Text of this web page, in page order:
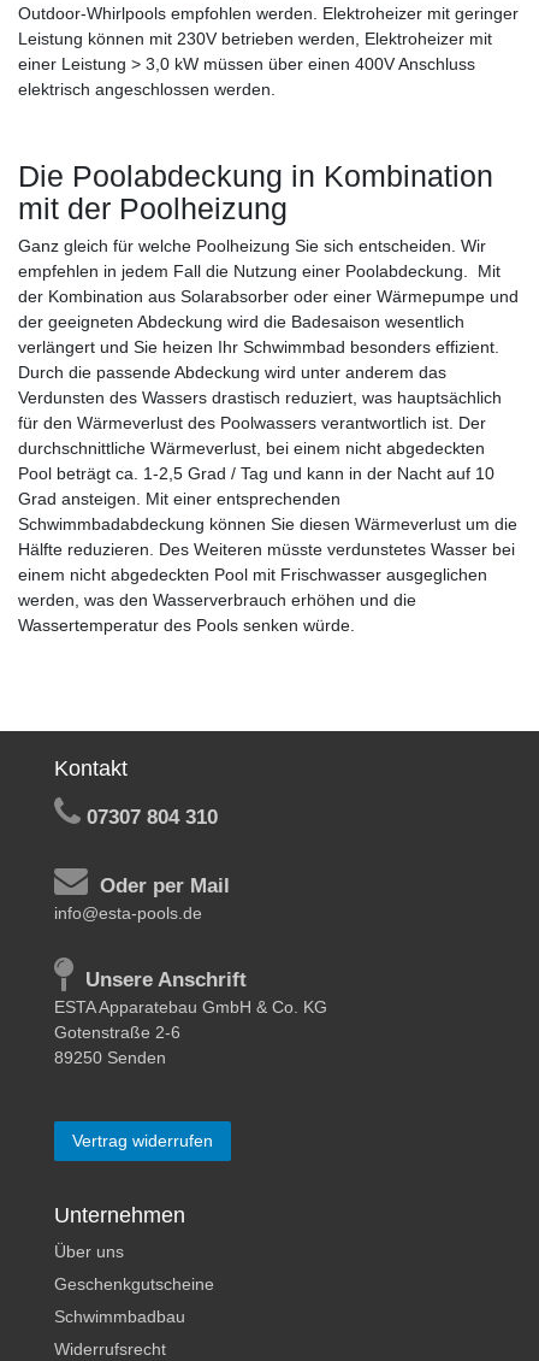
Outdoor-Whirlpools empfohlen werden. Elektroheizer mit geringer
Leistung können mit 230V betrieben werden, Elektroheizer mit
einer Leistung > 3,0 kW müssen über einen 400V Anschluss
elektrisch angeschlossen werden.
Die Poolabdeckung in Kombination
mit der Poolheizung
Ganz gleich für welche Poolheizung Sie sich entscheiden. Wir
empfehlen in jedem Fall die Nutzung einer Poolabdeckung. Mit
der Kombination aus Solarabsorber oder einer Wärmepumpe und
der geeigneten Abdeckung wird die Badesaison wesentlich
verlängert und Sie heizen Ihr Schwimmbad besonders effizient.
Durch die passende Abdeckung wird unter anderem das
Verdunsten des Wassers drastisch reduziert, was hauptsächlich
für den Wärmeverlust des Poolwassers verantwortlich ist. Der
durchschnittliche Wärmeverlust, bei einem nicht abgedeckten
Pool beträgt ca. 1-2,5 Grad / Tag und kann in der Nacht auf 10
Grad ansteigen. Mit einer entsprechenden
Schwimmbadabdeckung können Sie diesen Wärmeverlust um die
Hälfte reduzieren. Des Weiteren müsste verdunstetes Wasser bei
einem nicht abgedeckten Pool mit Frischwasser ausgeglichen
werden, was den Wasserverbrauch erhöhen und die
Wassertemperatur des Pools senken würde.
Kontakt
07307 804 310
Oder per Mail
info@esta-pools.de
Unsere Anschrift
ESTA Apparatebau GmbH & Co. KG
Gotenstraße 2-6
89250 Senden
Vertrag widerrufen
Unternehmen
Über uns
Geschenkgutscheine
Schwimmbadbau
Widerrufsrecht